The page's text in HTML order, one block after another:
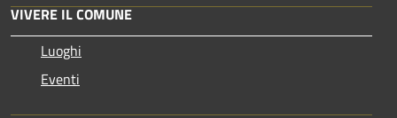
VIVERE IL COMUNE
Luoghi
Eventi